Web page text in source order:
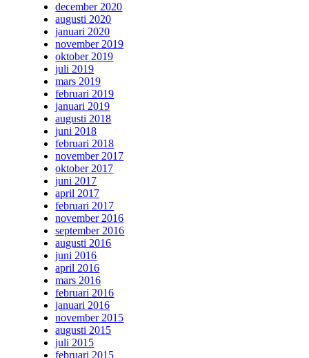
december 2020
augusti 2020
januari 2020
november 2019
oktober 2019
juli 2019
mars 2019
februari 2019
januari 2019
augusti 2018
juni 2018
februari 2018
november 2017
oktober 2017
juni 2017
april 2017
februari 2017
november 2016
september 2016
augusti 2016
juni 2016
april 2016
mars 2016
februari 2016
januari 2016
november 2015
augusti 2015
juli 2015
februari 2015